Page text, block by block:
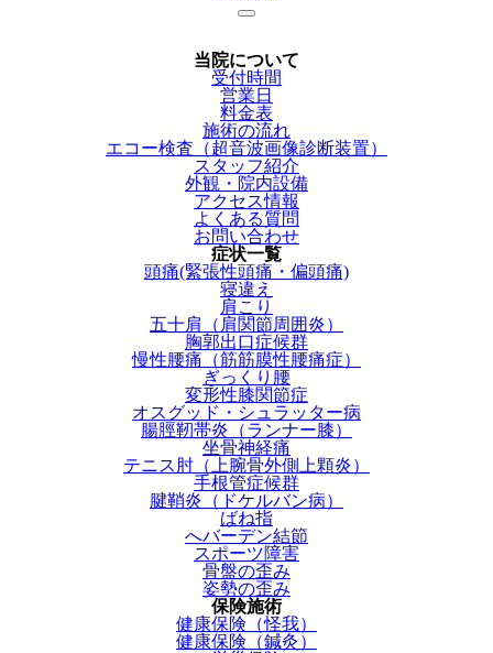
当院について
受付時間
営業日
料金表
施術の流れ
エコー検査（超音波画像診断装置）
スタッフ紹介
外観・院内設備
アクセス情報
よくある質問
お問い合わせ
症状一覧
頭痛(緊張性頭痛・偏頭痛)
寝違え
肩こり
五十肩（肩関節周囲炎）
胸郭出口症候群
慢性腰痛（筋筋膜性腰痛症）
ぎっくり腰
変形性膝関節症
オスグッド・シュラッター病
腸脛靭帯炎（ランナー膝）
坐骨神経痛
テニス肘（上腕骨外側上顆炎）
手根管症候群
腱鞘炎（ドケルバン病）
ばね指
へバーデン結節
スポーツ障害
骨盤の歪み
姿勢の歪み
保険施術
健康保険（怪我）
健康保険（鍼灸）